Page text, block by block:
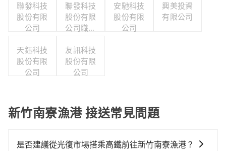
利委員會
聯發科技
股份有限
公司
聯發科技
股份有限
公司職工
會
安馳科技
股份有限
公司
興美投資
有限公司
天鈺科技
股份有限
公司
友訊科技
股份有限
公司
新竹南寮漁港 接送常見問題
是否建議從光復市場搭乘高鐵前往新竹南寮漁港？